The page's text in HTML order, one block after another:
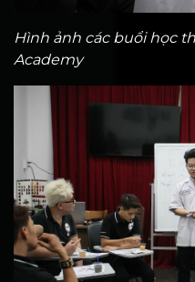
Hình ảnh các buổi học
Academy